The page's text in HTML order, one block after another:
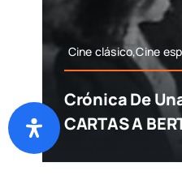
Cine clásico,Cine
Crónica De
CARTAS A